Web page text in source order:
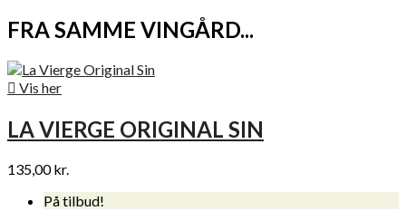
FRA SAMME VINGÅRD...
 Vis her
LA VIERGE ORIGINAL SIN
135,00 kr.
På tilbud!